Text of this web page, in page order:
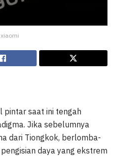
pintar saat ini tengah
Jika sebelumnya
dari Tiongkok, berlomba-
daya yang ekstrem